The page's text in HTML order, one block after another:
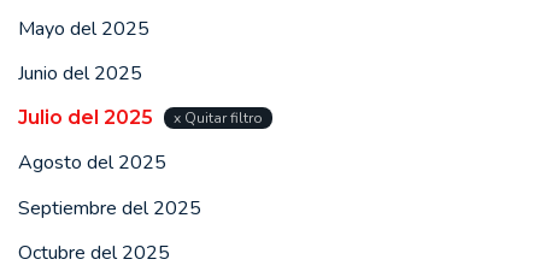
Mayo del 2025
Junio del 2025
Julio del 2025 x Quitar filtro
Agosto del 2025
Septiembre del 2025
Octubre del 2025